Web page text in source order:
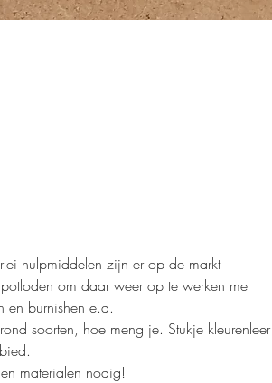
hulpmiddelen zijn er op de markt
om daar weer op te werken me
en burnishen e.d.
soorten, hoe meng je. Stukje kleurenleer
materialen nodig!